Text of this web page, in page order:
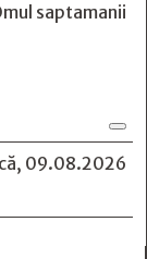
saptamanii
09.08.2026